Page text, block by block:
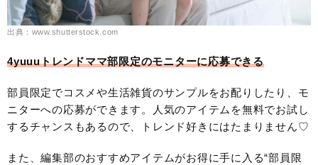
出典：www.shutterstock.com
4yuuuトレンドママ部限定のモニターに応募できる
部員限定でコスメや生活雑貨のサンプルをお配りしたり、モ
ニターへの応募ができます。人気のアイテムを無料でお試し
するチャンスもあるので、トレンド好きにはたまりません♡
また、編集部のおすすめアイテムがお得に手に入る“部員限